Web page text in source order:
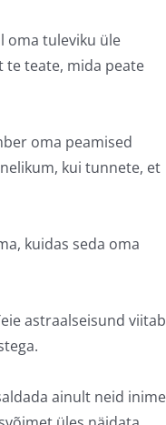
oma tuleviku üle
te teate, mida peate
oma peamised
kui tunnete, et
kuidas seda oma
astraalseisund viitab
ainult neid